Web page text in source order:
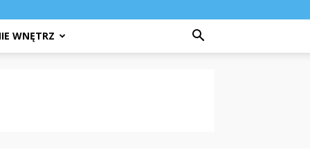
WNĘTRZ